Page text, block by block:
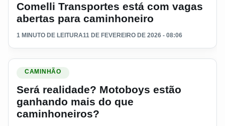
Comelli Transportes está com vagas
abertas para caminhoneiro
1 MINUTO DE LEITURA11 DE FEVEREIRO DE 2026 - 08:06
Ler materia: Será realidade? Motoboys estão ganhando
CAMINHÃO
Será realidade? Motoboys estão
ganhando mais do que
caminhoneiros?